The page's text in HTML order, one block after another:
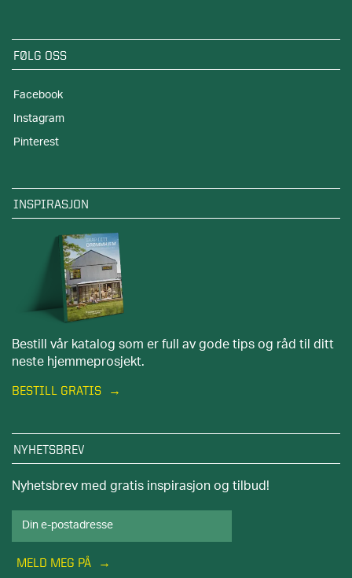
FØLG OSS
Facebook
Instagram
Pinterest
INSPIRASJON
Bestill vår katalog som er full av gode tips og råd til ditt
neste hjemmeprosjekt.
BESTILL GRATIS
NYHETSBREV
Nyhetsbrev med gratis inspirasjon og tilbud!
MELD MEG PÅ